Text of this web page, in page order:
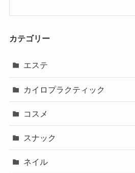
カテゴリー
エステ
カイロプラクティック
コスメ
スナック
ネイル